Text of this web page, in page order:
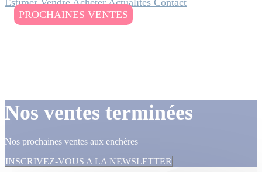
EstimerVendreAcheterActualités Contact
PROCHAINES VENTES
Nos ventes terminées
Nos prochaines ventes aux enchères
INSCRIVEZ-VOUS A LA NEWSLETTER